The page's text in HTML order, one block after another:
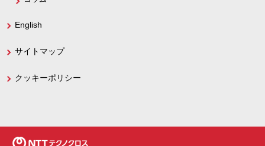
English
サイトマップ
クッキーポリシー